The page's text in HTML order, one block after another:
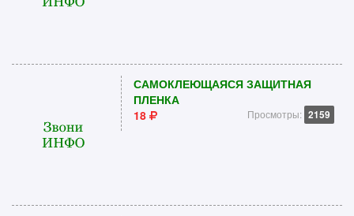
САМОКЛЕЮЩАЯСЯ ЗАЩИТНАЯ
ПЛЕНКА
18
Просмотры: 2159